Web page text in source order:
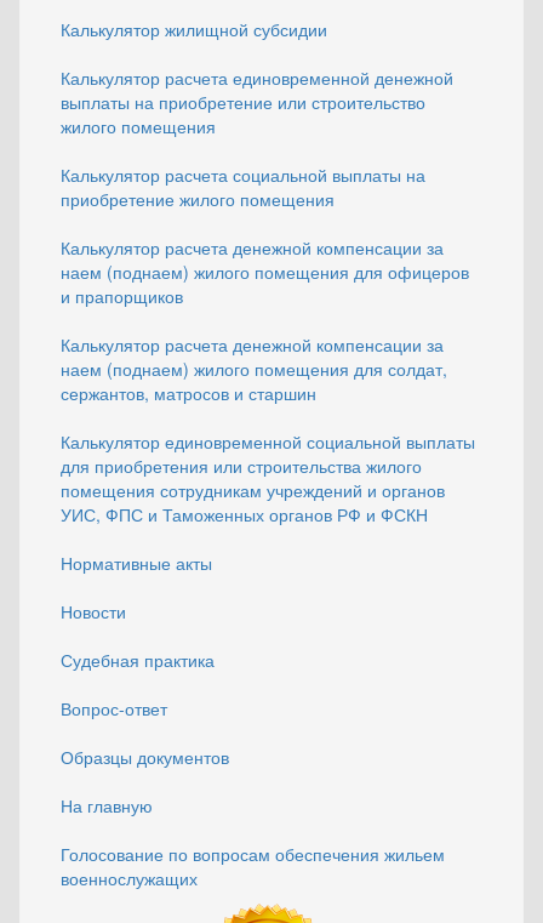
Калькулятор жилищной субсидии
Калькулятор расчета единовременной денежной
выплаты на приобретение или строительство
жилого помещения
Калькулятор расчета социальной выплаты на
приобретение жилого помещения
Калькулятор расчета денежной компенсации за
наем (поднаем) жилого помещения для офицеров
и прапорщиков
Калькулятор расчета денежной компенсации за
наем (поднаем) жилого помещения для солдат,
сержантов, матросов и старшин
Калькулятор единовременной социальной выплаты
для приобретения или строительства жилого
помещения сотрудникам учреждений и органов
УИС, ФПС и Таможенных органов РФ и ФСКН
Нормативные акты
Новости
Судебная практика
Вопрос-ответ
Образцы документов
На главную
Голосование по вопросам обеспечения жильем
военнослужащих